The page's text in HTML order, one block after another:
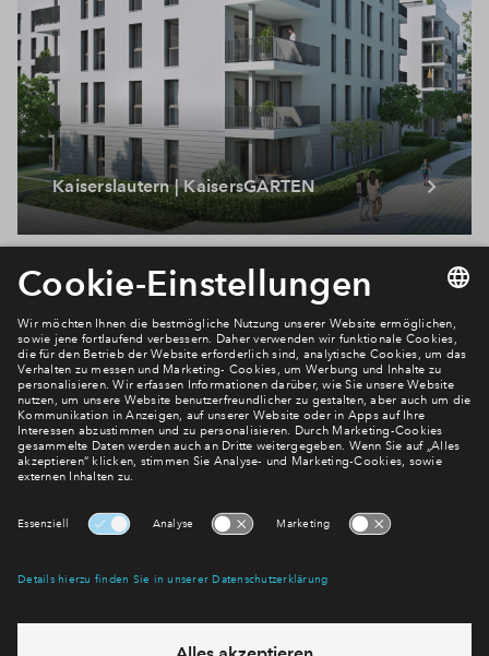
Kaiserslautern | KaisersGARTEN
Newsletter Anmeldung
Verpassen Sie zu diesem Wohnprojekt keine Neuigkeiten
mehr! Wir halten Sie auf dem Laufenden – mit unserem
regelmäßig erscheinenden Newsletter informieren wir Sie
über den Stand dieses und weiterer Neubauprojekte.
Abonnieren